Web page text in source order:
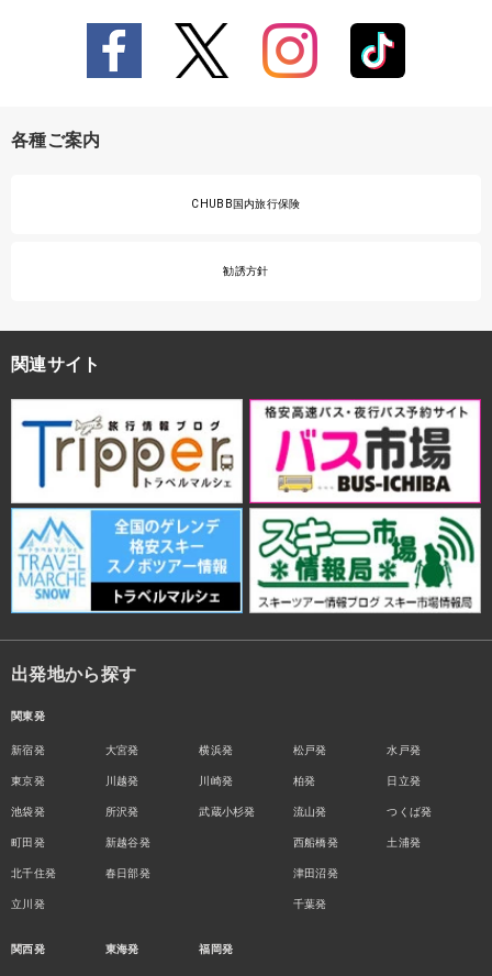
各種ご案内
CHUBB国内旅行保険
勧誘方針
関連サイト
出発地から探す
関東発
新宿発
東京発
池袋発
町田発
北千住発
立川発
大宮発
川越発
所沢発
新越谷発
春日部発
横浜発
川崎発
武蔵小杉発
松戸発
柏発
流山発
西船橋発
津田沼発
千葉発
水戸発
日立発
つくば発
土浦発
関西発 東海発 福岡発